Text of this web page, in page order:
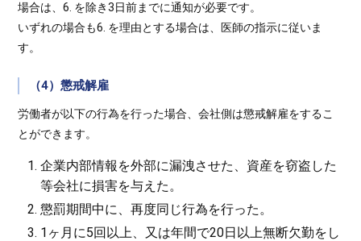
場合は、6. を除き3日前までに通知が必要です。
いずれの場合も6. を理由とする場合は、医師の指示に従いま
す。
（4）懲戒解雇
労働者が以下の行為を行った場合、会社側は懲戒解雇をするこ
とができます。
企業内部情報を外部に漏洩させた、資産を窃盗した
等会社に損害を与えた。
懲罰期間中に、再度同じ行為を行った。
1ヶ月に5回以上、又は年間で20日以上無断欠勤をし